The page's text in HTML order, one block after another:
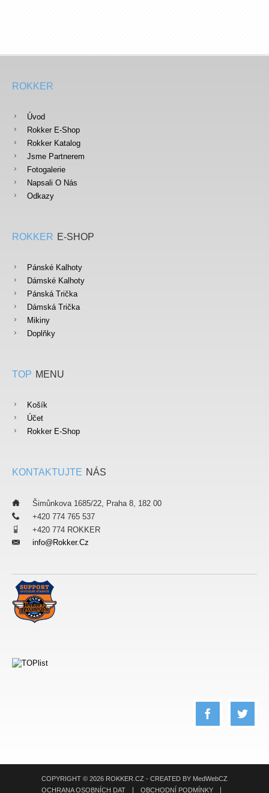
ROKKER
Úvod
Rokker E-Shop
Rokker Katalog
Jsme Partnerem
Fotogalerie
Napsali O Nás
Odkazy
ROKKER E-SHOP
Pánské Kalhoty
Dámské Kalhoty
Pánská Trička
Dámská Trička
Mikiny
Doplňky
TOP MENU
Košík
Účet
Rokker E-Shop
KONTAKTUJTE NÁS
Šimůnkova 1685/22, Praha 8, 182 00
+420 774 765 537
+420 774 ROKKER
Info@rokker.cz
COPYRIGHT © 2026 ROKKER.CZ - CREATED BY MedWebCZ
OCHRANA OSOBNÍCH DAT
OBCHODNÍ PODMÍNKY